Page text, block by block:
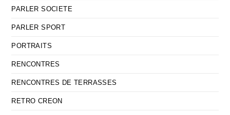
PARLER SOCIETE
PARLER SPORT
PORTRAITS
RENCONTRES
RENCONTRES DE TERRASSES
RETRO CREON